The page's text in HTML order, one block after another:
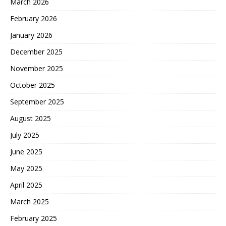
February 2026
January 2026
December 2025
November 2025
October 2025
September 2025
August 2025
July 2025
June 2025
May 2025
April 2025
March 2025
February 2025